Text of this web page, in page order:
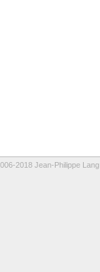
2018 Jean-Philippe Lang